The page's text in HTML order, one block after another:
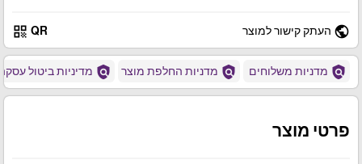
public העתק קישור למוצר QR
qr_code
policy מדניות משלוחים policy מדניות החלפת מוצר policy מדיניות ביטול
פרטי מוצר